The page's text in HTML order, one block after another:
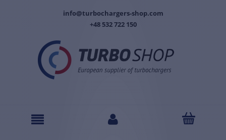
info@turbochargers-shop.com
+48 532 722 150